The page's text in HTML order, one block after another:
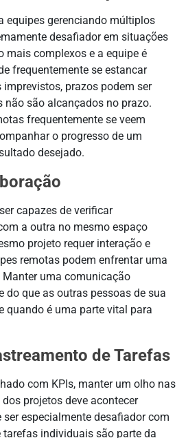
equipes gerenciando múltiplos
desafiador em situações
mais complexos e a equipe é
frequentemente se estancar
prazos podem ser
não são alcançados no prazo.
frequentemente se veem
o progresso de um
desejado.
capazes de verificar
a outra no mesmo espaço
projeto requer interação e
remotas podem enfrentar uma
uma comunicação
do que as outras pessoas de sua
quando é uma parte vital para
de Tarefas
com KPIs, manter um olho nas
projetos deve acontecer
especialmente desafiador com
tarefas individuais são parte da